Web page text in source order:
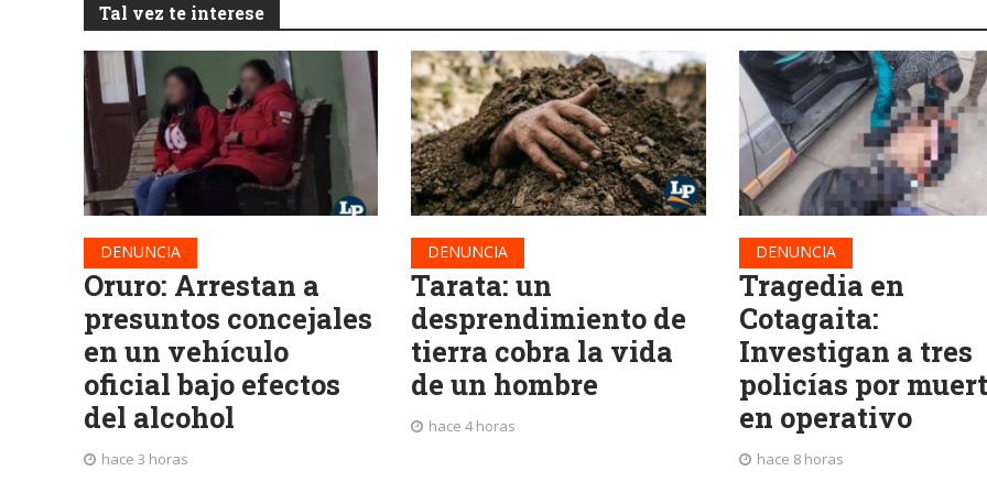
Tal vez te interese
DENUNCIA
Oruro: Arrestan a
presuntos concejales
en un vehículo
oficial bajo efectos
del alcohol
hace 3 horas
DENUNCIA
Tarata: un
desprendimiento de
tierra cobra la vida
de un hombre
hace 4 horas
DENUNCIA
Tragedia en
Cotagaita:
Investigan a tres
policías por
en operativo
hace 8 horas